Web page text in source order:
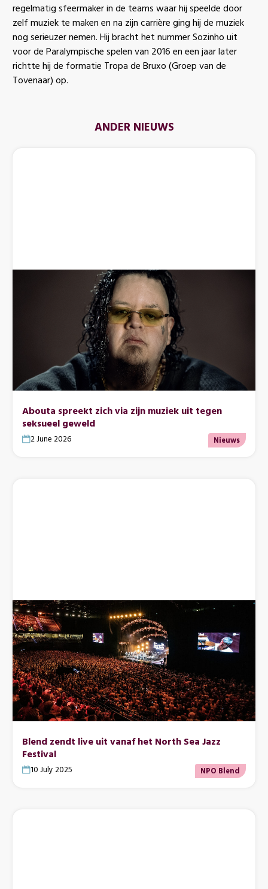
regelmatig sfeermaker in de teams waar hij speelde door
zelf muziek te maken en na zijn carrière ging hij de muziek
nog serieuzer nemen. Hij bracht het nummer Sozinho uit
voor de Paralympische spelen van 2016 en een jaar later
richtte hij de formatie Tropa de Bruxo (Groep van de
Tovenaar) op.
ANDER NIEUWS
Abouta spreekt zich via zijn muziek uit tegen
seksueel geweld
2 June 2026 Nieuws
Blend zendt live uit vanaf het North Sea Jazz
Festival
10 July 2025 NPO Blend